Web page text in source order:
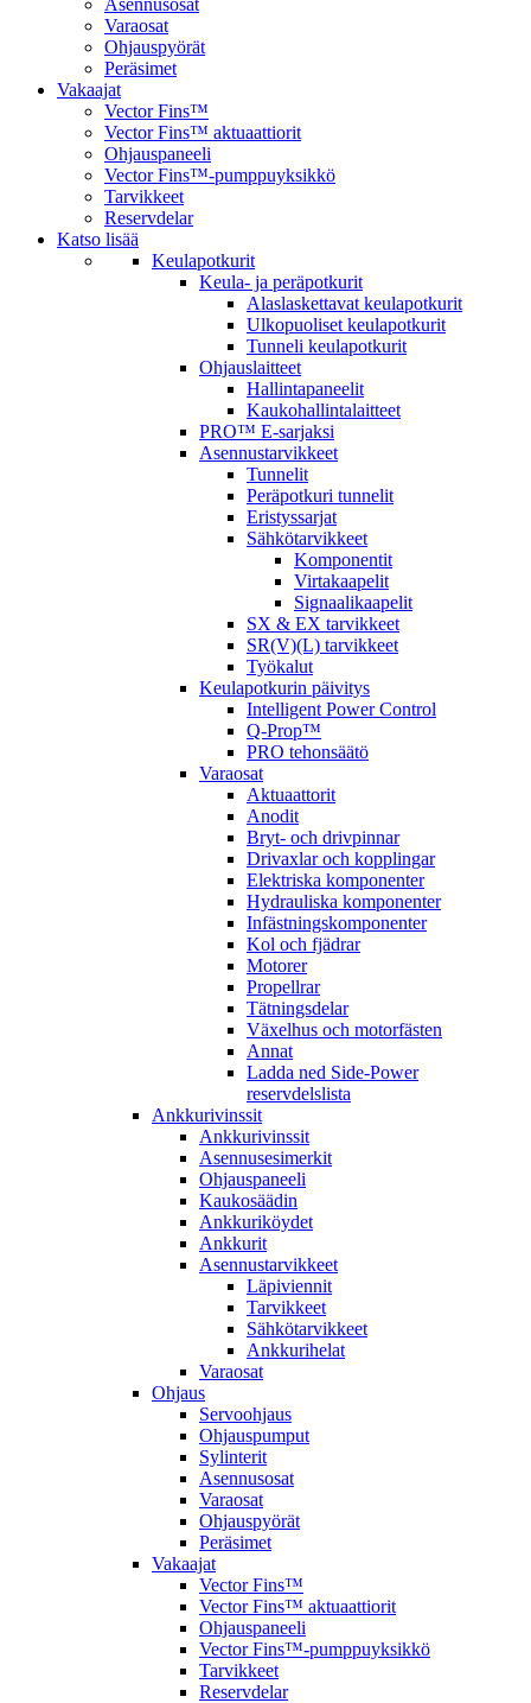
Asennusosat
Varaosat
Ohjauspyörät
Peräsimet
Vakaajat
Vector Fins™
Vector Fins™ aktuaattiorit
Ohjauspaneeli
Vector Fins™-pumppuyksikkö
Tarvikkeet
Reservdelar
Katso lisää
Keulapotkurit
Keula- ja peräpotkurit
Alaslaskettavat keulapotkurit
Ulkopuoliset keulapotkurit
Tunneli keulapotkurit
Ohjauslaitteet
Hallintapaneelit
Kaukohallintalaitteet
PRO™ E-sarjaksi
Asennustarvikkeet
Tunnelit
Peräpotkuri tunnelit
Eristyssarjat
Sähkötarvikkeet
Komponentit
Virtakaapelit
Signaalikaapelit
SX & EX tarvikkeet
SR(V)(L) tarvikkeet
Työkalut
Keulapotkurin päivitys
Intelligent Power Control
Q-Prop™
PRO tehonsäätö
Varaosat
Aktuaattorit
Anodit
Bryt- och drivpinnar
Drivaxlar och kopplingar
Elektriska komponenter
Hydrauliska komponenter
Infästningskomponenter
Kol och fjädrar
Motorer
Propellrar
Tätningsdelar
Växelhus och motorfästen
Annat
Ladda ned Side-Power
reservdelslista
Ankkurivinssit
Ankkurivinssit
Asennusesimerkit
Ohjauspaneeli
Kaukosäädin
Ankkuriköydet
Ankkurit
Asennustarvikkeet
Läpiviennit
Tarvikkeet
Sähkötarvikkeet
Ankkurihelat
Varaosat
Ohjaus
Servoohjaus
Ohjauspumput
Sylinterit
Asennusosat
Varaosat
Ohjauspyörät
Peräsimet
Vakaajat
Vector Fins™
Vector Fins™ aktuaattiorit
Ohjauspaneeli
Vector Fins™-pumppuyksikkö
Tarvikkeet
Reservdelar